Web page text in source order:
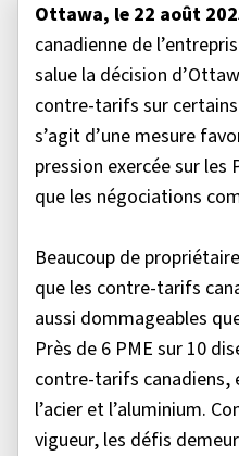
Ottawa, le 22 août
canadienne de
salue la décision
contre-tarifs sur
s’agit d’une mesure
pression exercée sur les
que les négociations
Beaucoup de
que les contre-tarifs
aussi dommageables
Près de 6 PME sur 10
contre-tarifs canadiens,
l’acier et l’aluminium.
vigueur, les défis